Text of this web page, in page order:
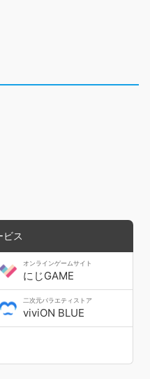
ビス
オンラインゲームサイト
にじGAME
二次元バラエティストア
viviON BLUE